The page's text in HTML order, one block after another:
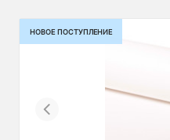
НОВОЕ ПОСТУПЛЕНИЕ
Previous